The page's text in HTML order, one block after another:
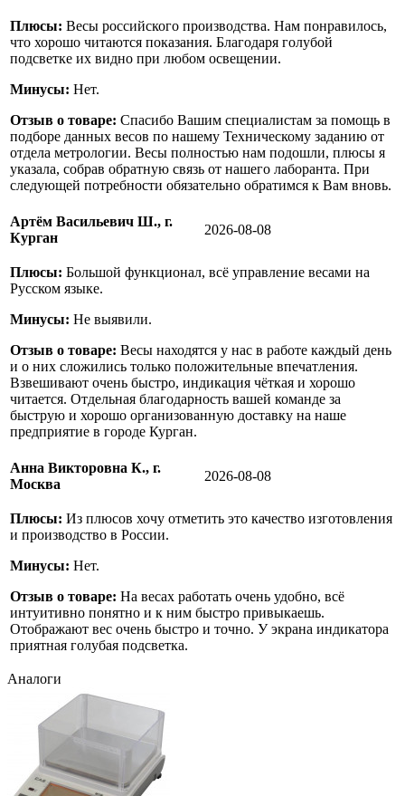
Плюсы: Весы российского производства. Нам понравилось,
что хорошо читаются показания. Благодаря голубой
подсветке их видно при любом освещении.
Минусы: Нет.
Отзыв о товаре: Спасибо Вашим специалистам за помощь в
подборе данных весов по нашему Техническому заданию от
отдела метрологии. Весы полностью нам подошли, плюсы я
указала, собрав обратную связь от нашего лаборанта. При
следующей потребности обязательно обратимся к Вам вновь.
Артём Васильевич Ш., г.
Курган
2026-08-08
Плюсы: Большой функционал, всё управление весами на
Русском языке.
Минусы: Не выявили.
Отзыв о товаре: Весы находятся у нас в работе каждый день
и о них сложились только положительные впечатления.
Взвешивают очень быстро, индикация чёткая и хорошо
читается. Отдельная благодарность вашей команде за
быструю и хорошо организованную доставку на наше
предприятие в городе Курган.
Анна Викторовна К., г.
Москва
2026-08-08
Плюсы: Из плюсов хочу отметить это качество изготовления
и производство в России.
Минусы: Нет.
Отзыв о товаре: На весах работать очень удобно, всё
интуитивно понятно и к ним быстро привыкаешь.
Отображают вес очень быстро и точно. У экрана индикатора
приятная голубая подсветка.
Аналоги